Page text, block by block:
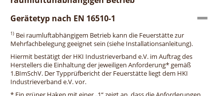
Gerätetyp nach EN 16510-1
1) Bei raumluftabhängigem Betrieb kann die Feuerstätte zur
Mehrfachbelegung geeignet sein (siehe Installationsanleitung).
Hiermit bestätigt der HKI Industrieverband e.V. im Auftrag des
Herstellers die Einhaltung der jeweiligen Anforderung* gemäß
1.BImSchV. Der Typprüfbericht der Feuerstätte liegt dem HKI
Industrieverband e.V. vor.